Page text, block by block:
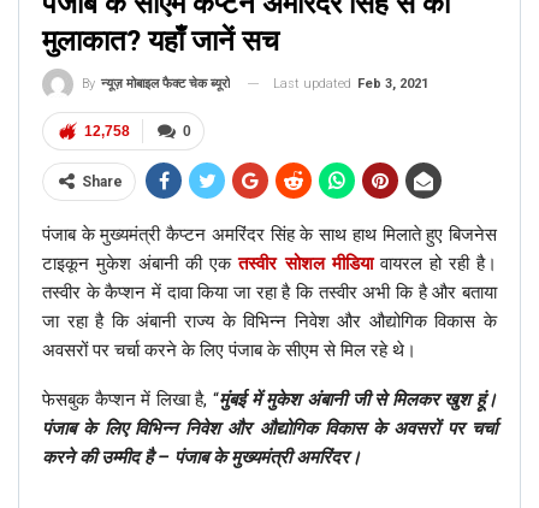
मुलाकात? यहाँ जानें सच
By न्यूज़ मोबाइल फैक्ट चेक ब्यूरो Last updated Feb 3, 2021
0
12,758
Share
पंजाब के मुख्यमंत्री कैप्टन अमरिंदर सिंह के साथ हाथ मिलाते हुए बिजनेस
टाइकून मुकेश अंबानी की एकतस्वीर सोशल मीडियावायरल हो रही है।
तस्वीर के कैप्शन में दावा किया जा रहा है कि तस्वीर अभी कि है और बताया
जा रहा है कि अंबानी राज्य के विभिन्न निवेश और औद्योगिक विकास के
अवसरों पर चर्चा करने के लिए पंजाब के सीएम से मिल रहे थे।
फेसबुक कैप्शन में लिखा है, “मुंबई में मुकेश अंबानी जी से मिलकर खुश हूं।
पंजाब के लिए विभिन्न निवेश और औद्योगिक विकास के अवसरों पर चर्चा
करने की उम्मीद है – पंजाब के मुख्यमंत्री अमरिंदर।